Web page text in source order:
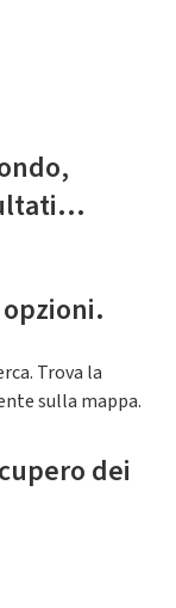
Trova la
sulla mappa.
dei